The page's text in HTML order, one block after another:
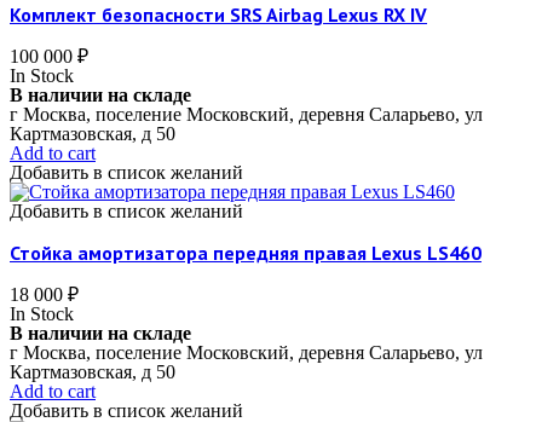
Комплект безопасности SRS Airbag Lexus RX IV
100 000 ₽
In Stock
В наличии на складе
г Москва, поселение Московский, деревня Саларьево, ул
Картмазовская, д 50
Add to cart
Добавить в список желаний
Добавить в список желаний
Стойка амортизатора передняя правая Lexus LS460
18 000 ₽
In Stock
В наличии на складе
г Москва, поселение Московский, деревня Саларьево, ул
Картмазовская, д 50
Add to cart
Добавить в список желаний